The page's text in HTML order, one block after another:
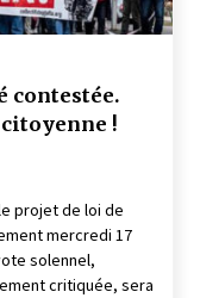
contestée.
!
projet de loi de
mercredi 17
solennel,
critiquée, sera